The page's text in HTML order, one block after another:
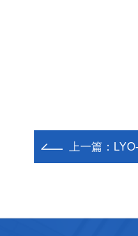
上一篇：